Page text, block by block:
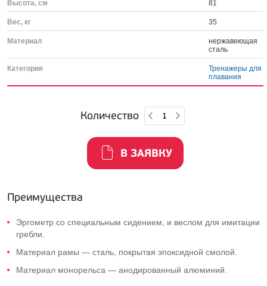
Высота, см 81
Вес, кг 35
Материал
нержавеющая
сталь
Категория
Тренажеры для
плавания
Количество
В ЗАЯВКУ
Преимущества
Эргометр со специальным сидением, и веслом для имитации
гребли.
Материал рамы — сталь, покрытая эпоксидной смолой.
Материал монорельса — анодированный алюминий.